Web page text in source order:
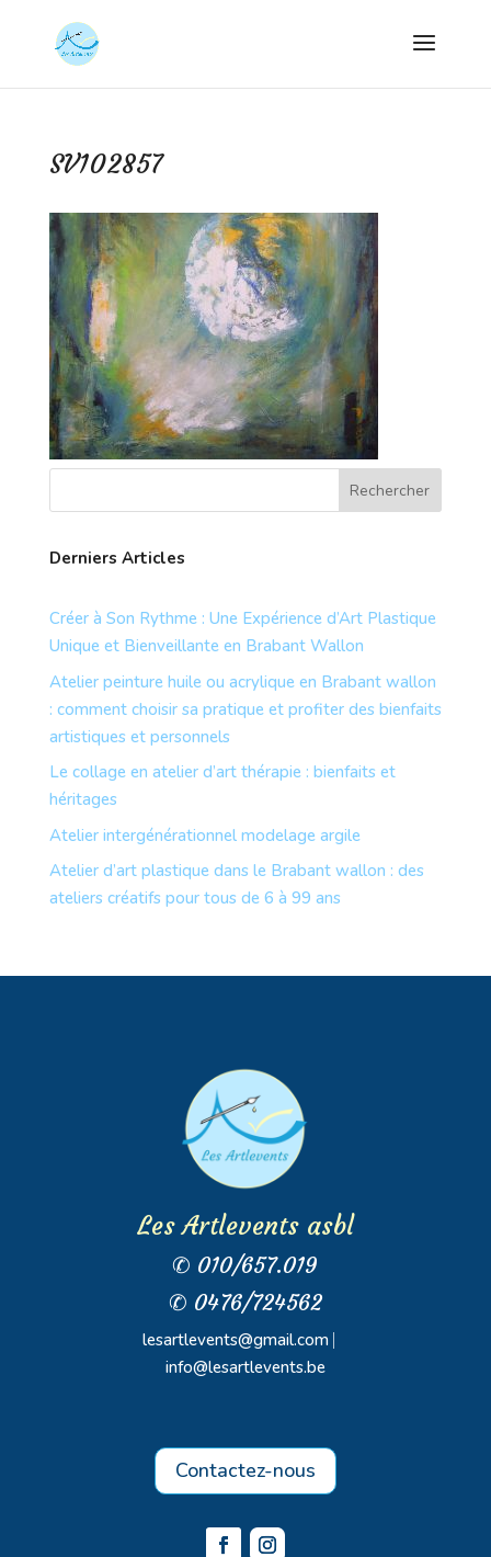
SV102857
Derniers Articles
Créer à Son Rythme : Une Expérience d’Art Plastique
Unique et Bienveillante en Brabant Wallon
Atelier peinture huile ou acrylique en Brabant wallon
: comment choisir sa pratique et profiter des bienfaits
artistiques et personnels
Le collage en atelier d’art thérapie : bienfaits et
héritages
Atelier intergénérationnel modelage argile
Atelier d’art plastique dans le Brabant wallon : des
ateliers créatifs pour tous de 6 à 99 ans
Les Artlevents asbl
✆ 010/657.019
✆ 0476/724562
lesartlevents@gmail.com
info@lesartlevents.be
Contactez-nous